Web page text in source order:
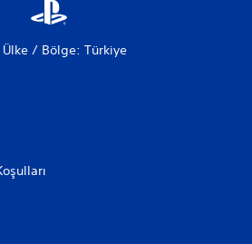
Ülke / Bölge: Türkiye